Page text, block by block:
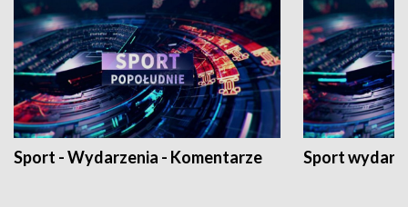
Sport - Wydarzenia - Komentarze Sport